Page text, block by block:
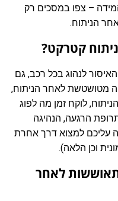
– צפו במסכים רק
הניתוח.
קטרקט?
לנהוג בכל רכב, גם
מטושטשת לאחר הניתוח,
לוקח זמן מה לפוג
הרגעה, הנהיגה
עליכם למצוא דרך אחרת
וכן הלאה).
לאחר